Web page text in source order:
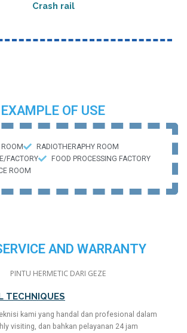
Crash rail
EXAMPLE OF USE
RADIOTHERAPHY ROOM
FACTORY
FOOD PROCESSING FACTORY
ROOM
AND WARRANTY
TECHNIQUES
kami yang handal dan profesional dalam
visiting, dan bahkan pelayanan 24 jam